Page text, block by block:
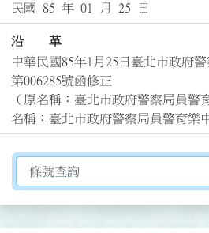
民國 85 年 01 月 25 日
沿 革
中華民國85年1月25日臺北市政府
第006285號函修正
（原名稱：臺北市政府警察局員警
名稱：臺北市政府警察局員警育樂
切換選擇法規資訊內容